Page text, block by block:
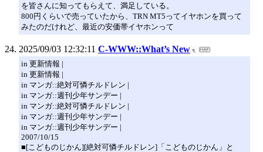
を皆さんに知ってもらえて、満足している。
800円くらいで売っていたから、TRN MT5ってイヤホンを買って
みたのだけれど、最近の安価帯イヤホンって
2025/09/03 12:32:11 C-WWW::What’s New
in 更新情報 |
in 更新情報 |
in マンガ::絶対可憐チルドレン |
in マンガ::週刊少年サンデー |
in マンガ::絶対可憐チルドレン |
in マンガ::週刊少年サンデー |
in マンガ::週刊少年サンデー |
2007/10/15
■[こどものじかん][絶対可憐チルドレン]「こどものじかん」と